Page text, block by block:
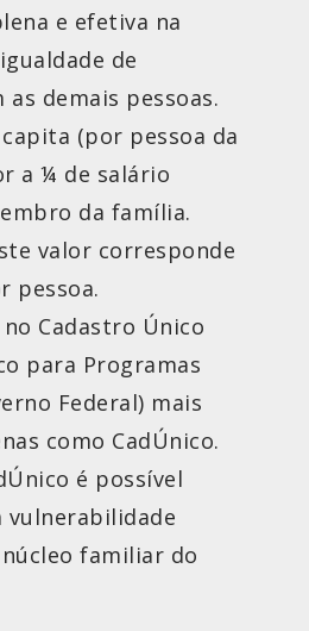
e efetiva na
de
as demais pessoas.
(por pessoa da
a ¼ de salário
da família.
valor corresponde
pessoa.
Cadastro Único
para Programas
Federal) mais
como CadÚnico.
é possível
vulnerabilidade
familiar do